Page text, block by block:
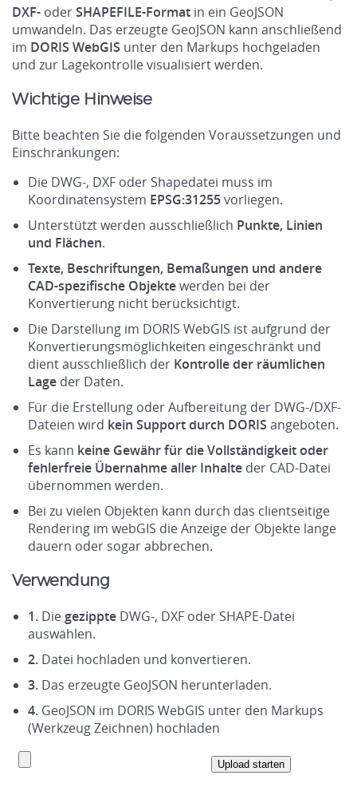
DXF- oderSHAPEFILE-Format in ein GeoJSON
umwandeln. Das erzeugte GeoJSON kann anschließend
im DORIS WebGIS unter den Markups hochgeladen
und zur Lagekontrolle visualisiert werden.
Wichtige Hinweise
Bitte beachten Sie die folgenden Voraussetzungen und
Einschränkungen:
Die DWG-, DXF oder Shapedatei muss im
Koordinatensystem EPSG:31255vorliegen.
Unterstützt werden ausschließlich Punkte, Linien
und Flächen.
Texte, Beschriftungen, Bemaßungen und andere
CAD-spezifische Objektewerden bei der
Konvertierung nicht berücksichtigt.
Die Darstellung im DORIS WebGIS ist aufgrund der
Konvertierungsmöglichkeiten eingeschränkt und
dient ausschließlich der Kontrolle der räumlichen
Lage der Daten.
Für die Erstellung oder Aufbereitung der DWG-/DXF-
Dateien wird kein Support durch DORIS angeboten.
Es kann keine Gewähr für die Vollständigkeit oder
fehlerfreie Übernahme aller Inhalte der CAD-Datei
übernommen werden.
Bei zu vielen Objekten kann durch das clientseitige
Rendering im webGIS die Anzeige der Objekte lange
dauern oder sogar abbrechen.
Verwendung
1. Die gezippte DWG-, DXF oder SHAPE-Datei
auswählen.
2. Datei hochladen und konvertieren.
3. Das erzeugte GeoJSON herunterladen.
4. GeoJSON im DORIS WebGIS unter den Markups
(Werkzeug Zeichnen) hochladen